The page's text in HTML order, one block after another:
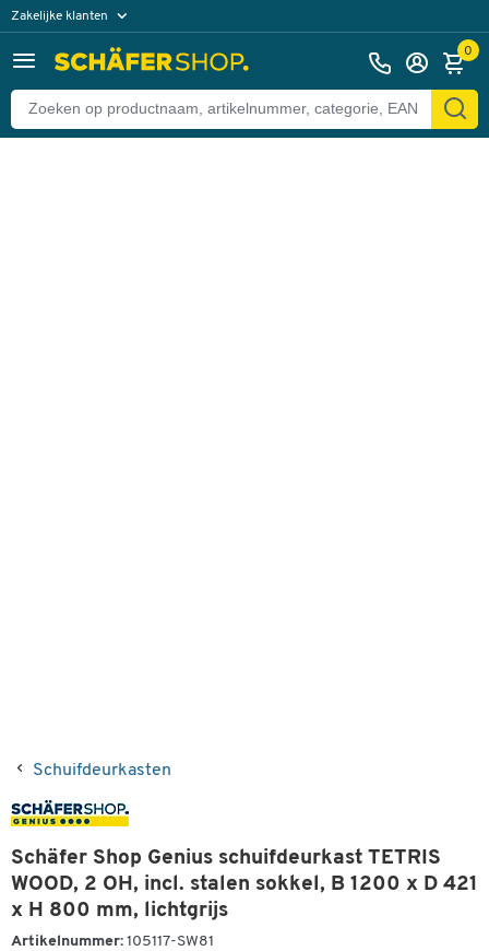
Zakelijke klanten
Particuliere klanten 0
Schuifdeurkasten
Schäfer Shop Genius schuifdeurkast TETRIS
WOOD, 2 OH, incl. stalen sokkel, B 1200 x D 421
x H 800 mm, lichtgrijs
Artikelnummer: 105117-SW81
Terug